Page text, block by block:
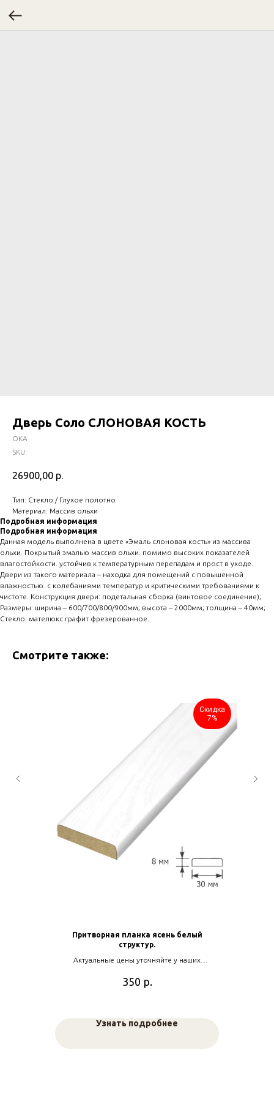
Дверь Соло СЛОНОВАЯ КОСТЬ
ОКА
SKU:
26900,00 р.
Тип: Стекло / Глухое полотно
Материал: Массив ольхи
Подробная информация
Подробная информация
Данная модель выполнена в цвете «Эмаль слоновая кость» из массива
ольхи. Покрытый эмалью массив ольхи. помимо высоких показателей
влагостойкости. устойчив к температурным перепадам и прост в уходе.
Двери из такого материала – находка для помещений с повышенной
влажностью. с колебаниями температур и критическими требованиями к
чистоте. Конструкция двери: подетальная сборка (винтовое соединение);
Размеры: ширина – 600/700/800/900мм; высота – 2000мм; толщина – 40мм;
Стекло: мателюкс графит фрезерованное.
Смотрите также:
Скидка
7%
Притворная планка ясень белый
структур.
Актуальные цены уточняйте у наших
350 р.
Узнать подробнее